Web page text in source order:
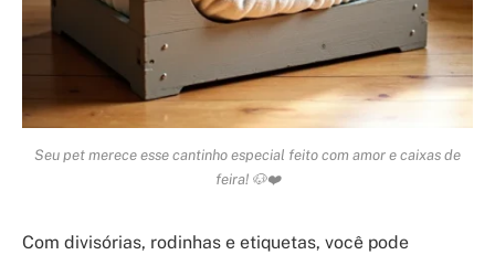
Seu pet merece esse cantinho especial feito com amor e caixas de
feira! 🐶❤️
Com divisórias, rodinhas e etiquetas, você pode